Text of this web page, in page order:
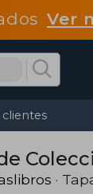
Ver
·